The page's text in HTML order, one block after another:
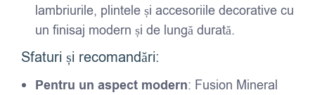
lambriurile, plintele și accesoriile decorative cu
un finisaj modern și de lungă durată.
Sfaturi și recomandări:
Pentru un aspect modern: Fusion Mineral